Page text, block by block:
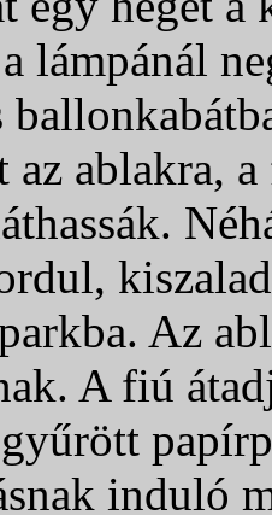
lámpánál
ablakra,
Az
A fiú
induló